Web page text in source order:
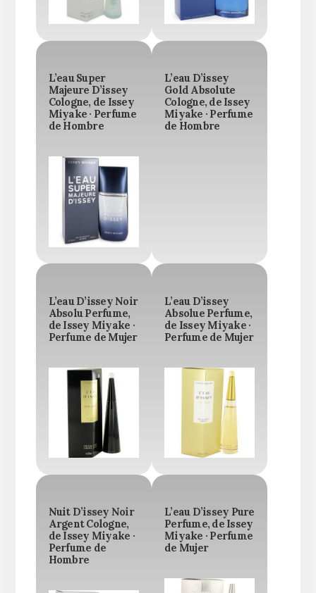
L’eau Super
Majeure D’issey
Cologne, de Issey
Miyake · Perfume
de Hombre
L’eau D’issey
Gold Absolute
Cologne, de Issey
Miyake · Perfume
de Hombre
L’eau D’issey Noir
Absolu Perfume,
de Issey Miyake ·
Perfume de Mujer
L’eau D’issey
Absolue Perfume,
de Issey Miyake ·
Perfume de Mujer
Nuit D’issey Noir
Argent Cologne,
de Issey Miyake ·
Perfume de
Hombre
L’eau D’issey Pure
Perfume, de Issey
Miyake · Perfume
de Mujer